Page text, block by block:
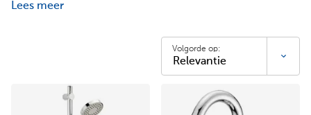
Lees meer
Volgorde op: